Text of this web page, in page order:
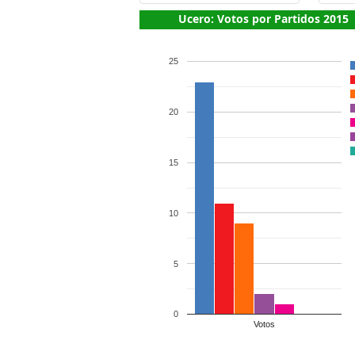
Ucero: Votos por Partidos 2015
Votos
0
5
10
15
20
25